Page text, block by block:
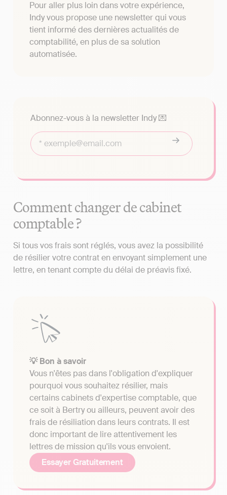
Pour aller plus loin dans votre expérience,
Indy vous propose une newsletter qui vous
tient informé des dernières actualités de
comptabilité, en plus de sa solution
automatisée.
Abonnez-vous à la newsletter Indy 💌
Comment changer de cabinet
comptable ?
Si tous vos frais sont réglés, vous avez la possibilité
de résilier votre contrat en envoyant simplement une
lettre, en tenant compte du délai de préavis fixé.
💡 Bon à savoir
Vous n'êtes pas dans l'obligation d'expliquer
pourquoi vous souhaitez résilier, mais
certains cabinets d'expertise comptable, que
ce soit à Bertry ou ailleurs, peuvent avoir des
frais de résiliation dans leurs contrats. Il est
donc important de lire attentivement les
lettres de mission qu'ils vous envoient.
Essayer Gratuitement